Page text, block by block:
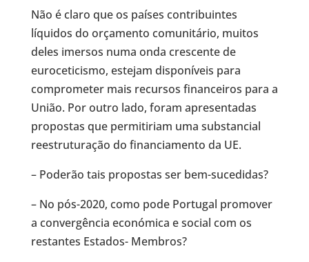
Não é claro que os países contribuintes
líquidos do orçamento comunitário, muitos
deles imersos numa onda crescente de
euroceticismo, estejam disponíveis para
comprometer mais recursos financeiros para a
União. Por outro lado, foram apresentadas
propostas que permitiriam uma substancial
reestruturação do financiamento da UE.
– Poderão tais propostas ser bem-sucedidas?
– No pós-2020, como pode Portugal promover
a convergência económica e social com os
restantes Estados- Membros?